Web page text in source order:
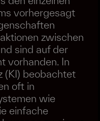
vorhergesagt
zwischen
sind auf der
vorhanden. In
(KI) beobachtet
oft in
wie
einfache